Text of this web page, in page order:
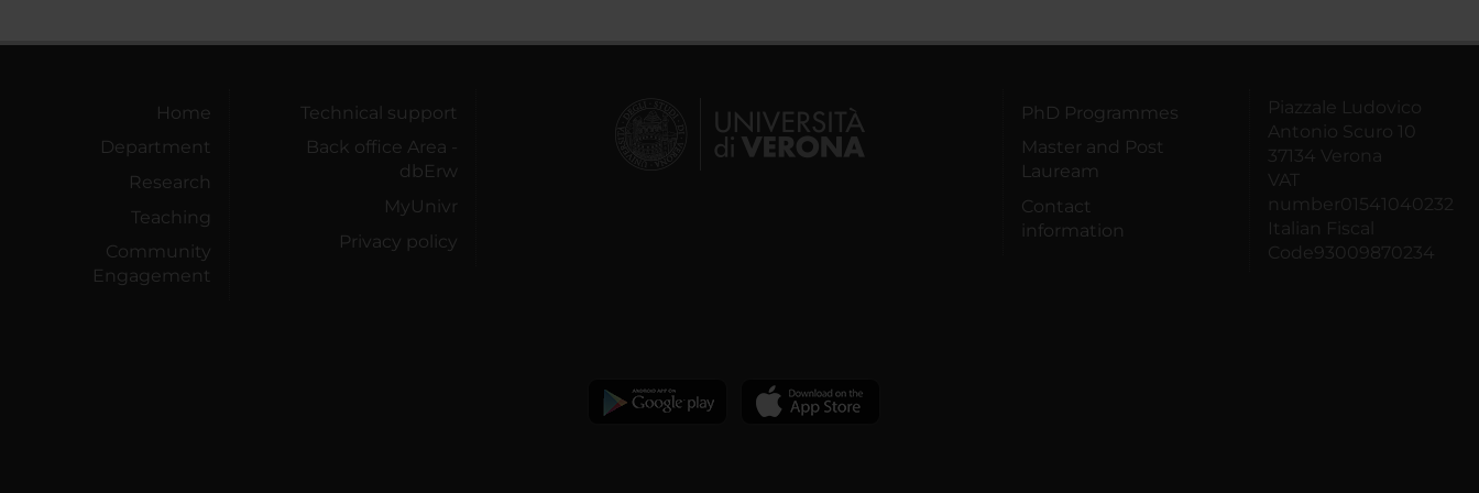
Home
Department
Research
Teaching
Community
Engagement
Technical support
Back office Area -
dbErw
MyUnivr
Privacy policy
PhD Programmes
Master and Post
Lauream
Contact
information
Piazzale Ludovico
Antonio Scuro 10
37134 Verona
VAT
number01541040232
Italian Fiscal
Code93009870234